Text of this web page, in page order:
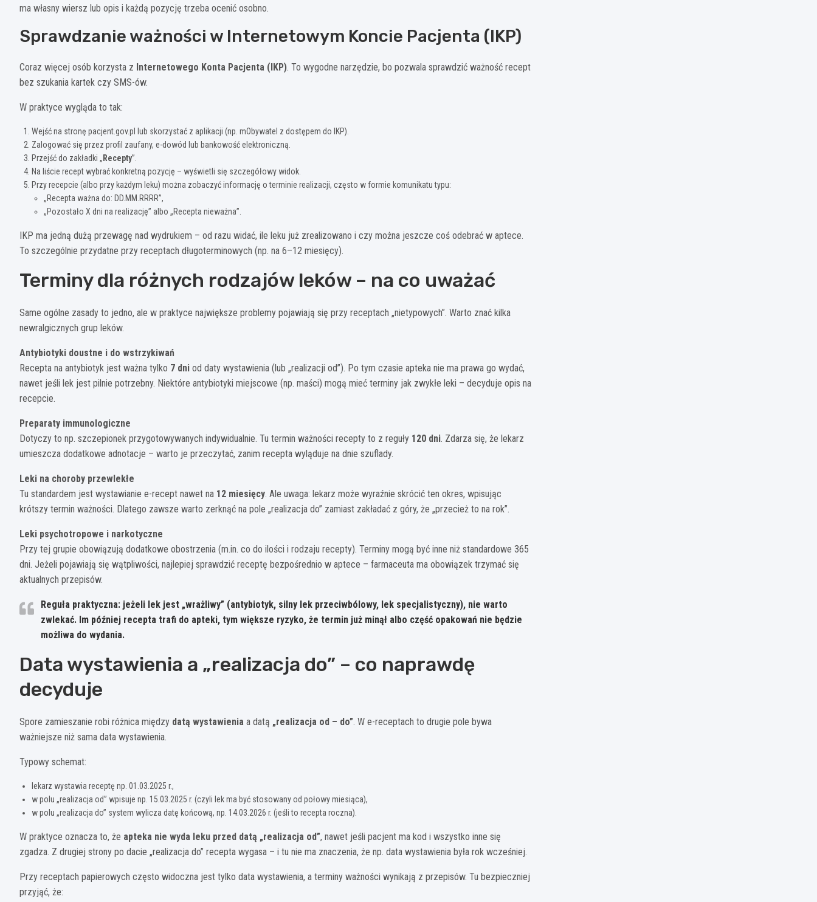
ma własny wiersz lub opis i każdą pozycję trzeba ocenić osobno.
Sprawdzanie ważności w Internetowym Koncie Pacjenta (IKP)
Coraz więcej osób korzysta z Internetowego Konta Pacjenta (IKP). To wygodne narzędzie, bo pozwala sprawdzić ważność recept
bez szukania kartek czy SMS-ów.
W praktyce wygląda to tak:
Wejść na stronę pacjent.gov.pl lub skorzystać z aplikacji (np. mObywatel z dostępem do IKP).
Zalogować się przez profil zaufany, e-dowód lub bankowość elektroniczną.
Przejść do zakładki „ Recepty”.
Na liście recept wybrać konkretną pozycję – wyświetli się szczegółowy widok.
Przy recepcie (albo przy każdym leku) można zobaczyć informację o terminie realizacji, często w formie komunikatu typu:
„Recepta ważna do: DD.MM.RRRR”,
„Pozostało X dni na realizację” albo „Recepta nieważna”.
IKP ma jedną dużą przewagę nad wydrukiem – od razu widać, ile leku już zrealizowano i czy można jeszcze coś odebrać w aptece.
To szczególnie przydatne przy receptach długoterminowych (np. na 6–12 miesięcy).
Terminy dla różnych rodzajów leków – na co uważać
Same ogólne zasady to jedno, ale w praktyce największe problemy pojawiają się przy receptach „nietypowych”. Warto znać kilka
newralgicznych grup leków.
Antybiotyki doustne i do wstrzykiwań
Recepta na antybiotyk jest ważna tylko 7 dni od daty wystawienia (lub „realizacji od”). Po tym czasie apteka nie ma prawa go wydać,
nawet jeśli lek jest pilnie potrzebny. Niektóre antybiotyki miejscowe (np. maści) mogą mieć terminy jak zwykłe leki – decyduje opis na
recepcie.
Preparaty immunologiczne
Dotyczy to np. szczepionek przygotowywanych indywidualnie. Tu termin ważności recepty to z reguły 120 dni. Zdarza się, że lekarz
umieszcza dodatkowe adnotacje – warto je przeczytać, zanim recepta wyląduje na dnie szuflady.
Leki na choroby przewlekłe
Tu standardem jest wystawianie e-recept nawet na 12 miesięcy. Ale uwaga: lekarz może wyraźnie skrócić ten okres, wpisując
krótszy termin ważności. Dlatego zawsze warto zerknąć na pole „realizacja do” zamiast zakładać z góry, że „przecież to na rok”.
Leki psychotropowe i narkotyczne
Przy tej grupie obowiązują dodatkowe obostrzenia (m.in. co do ilości i rodzaju recepty). Terminy mogą być inne niż standardowe 365
dni. Jeżeli pojawiają się wątpliwości, najlepiej sprawdzić receptę bezpośrednio w aptece – farmaceuta ma obowiązek trzymać się
aktualnych przepisów.
Reguła praktyczna: jeżeli lek jest „wrażliwy” (antybiotyk, silny lek przeciwbólowy, lek specjalistyczny), nie warto
zwlekać. Im później recepta trafi do apteki, tym większe ryzyko, że termin już minął albo część opakowań nie będzie
możliwa do wydania.
Data wystawienia a „realizacja do” – co naprawdę
decyduje
Spore zamieszanie robi różnica między datą wystawienia a datą „realizacja od – do”. W e-receptach to drugie pole bywa
ważniejsze niż sama data wystawienia.
Typowy schemat:
lekarz wystawia receptę np. 01.03.2025 r.,
w polu „realizacja od” wpisuje np. 15.03.2025 r. (czyli lek ma być stosowany od połowy miesiąca),
w polu „realizacja do” system wylicza datę końcową, np. 14.03.2026 r. (jeśli to recepta roczna).
W praktyce oznacza to, że apteka nie wyda leku przed datą „realizacja od”, nawet jeśli pacjent ma kod i wszystko inne się
zgadza. Z drugiej strony po dacie „realizacja do” recepta wygasa – i tu nie ma znaczenia, że np. data wystawienia była rok wcześniej.
Przy receptach papierowych często widoczna jest tylko data wystawienia, a terminy ważności wynikają z przepisów. Tu bezpieczniej
przyjąć, że: